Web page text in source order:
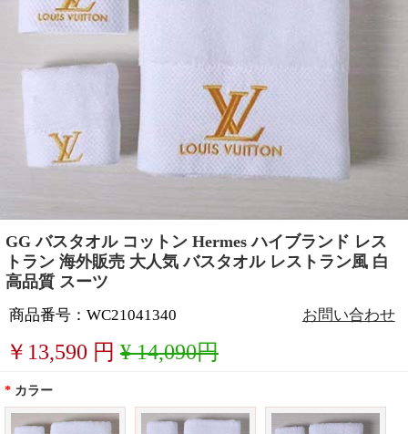
GG バスタオル コットン Hermes ハイブランド レス
トラン 海外販売 大人気 バスタオル レストラン風 白
高品質 スーツ
商品番号：WC21041340 お問い合わせ
￥ 13,590 円 ¥ 14,090円
* カラー